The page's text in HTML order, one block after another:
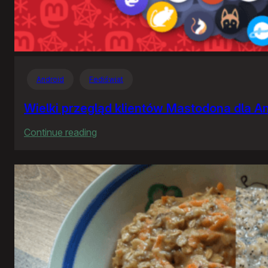
Android Fediświat
Wielki przegląd klientów Mastodona dla
Continue reading
przegląd
klientów
Mastodona
dla
Androida